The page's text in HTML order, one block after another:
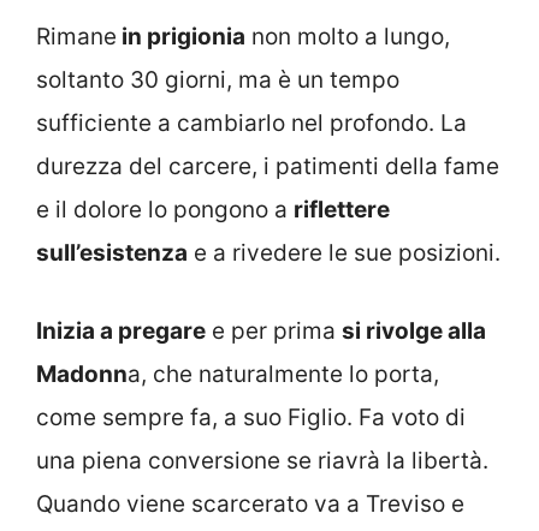
Rimane in prigionia non molto a lungo,
soltanto 30 giorni, ma è un tempo
sufficiente a cambiarlo nel profondo. La
durezza del carcere, i patimenti della fame
e il dolore lo pongono a riflettere
sull’esistenza e a rivedere le sue posizioni.
Inizia a pregare e per prima si rivolge alla
Madonna, che naturalmente lo porta,
come sempre fa, a suo Figlio. Fa voto di
una piena conversione se riavrà la libertà.
Quando viene scarcerato va a Treviso e